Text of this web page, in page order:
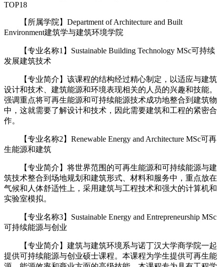
TOP18
【所属学院】Department of Architecture and Built
Environment建筑学与建筑环境学院
【专业名称1】Sustainable Building Technology MSc可持续
发展建筑技术
【专业简介】该课程的结构经过精心制定，以适应与建筑
设计和技术、建筑能源和环境表现相关的人员的兴趣和技能。
强调重点将可再生能源和可持续能源技术成功地整合到建筑物
中，这就需要了解设计和技术，因此需要建筑和工程的紧密合
作。
【专业名称2】Renewable Energy and Architecture MSc可再
生能源和建筑
【专业简介】将世界范围的可再生能源和可持续能源与建
筑技术整合到场地规划和建筑形式、材料和服务中，重点放在
气候和人体舒适性上，采用建筑与工程技术和强大的计算机和
实验室模拟。
【专业名称3】Sustainable Energy and Entrepreneurship MSc
可持续能源与创业
【专业简介】建筑与建筑环境系与诺丁汉大学商学院一起
提供可持续能源与创业硕士课程。本课程为学生提供可再生能